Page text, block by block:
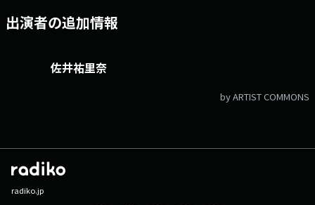
出演者の追加情報
佐井祐里奈
by ARTIST COMMONS
radiko.jp